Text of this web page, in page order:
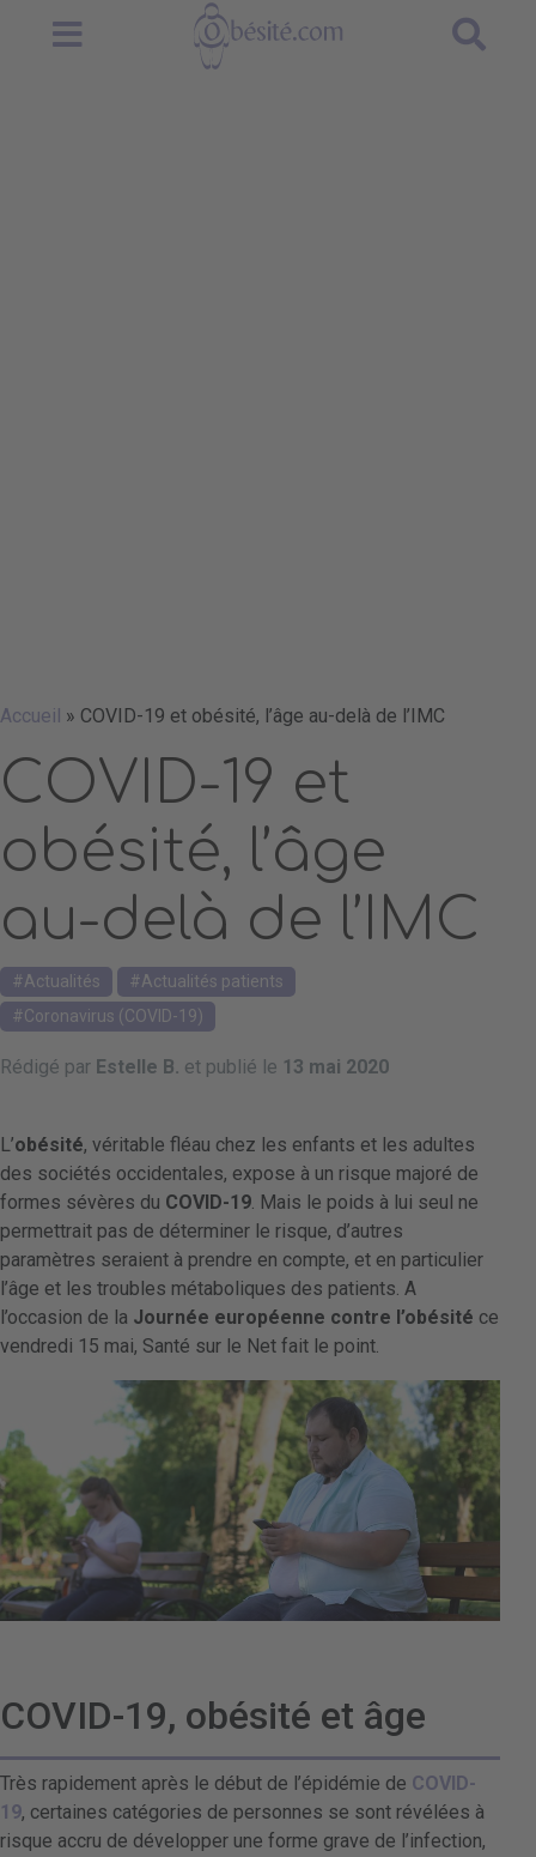
Accueil » COVID-19 et obésité, l’âge au-delà de l’IMC
COVID-19 et
obésité, l’âge
au-delà de l’IMC
Actualités
Actualités patients
Coronavirus (COVID-19)
Rédigé par Estelle B. et publié le 13 mai 2020
L’obésité, véritable fléau chez les enfants et les adultes
des sociétés occidentales, expose à un risque majoré de
formes sévères du COVID-19. Mais le poids à lui seul ne
permettrait pas de déterminer le risque, d’autres
paramètres seraient à prendre en compte, et en particulier
l’âge et les troubles métaboliques des patients. A
l’occasion de la Journée européenne contre l’obésité ce
vendredi 15 mai, Santé sur le Net fait le point.
COVID-19, obésité et âge
Très rapidement après le début de l’épidémie de COVID-
19, certaines catégories de personnes se sont révélées à
risque accru de développer une forme grave de l’infection,